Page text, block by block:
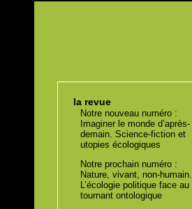
la revue
Notre nouveau numéro :
Imaginer le monde d’après-
demain. Science-fiction et
utopies écologiques
Notre prochain numéro :
Nature, vivant, non-humain.
L’écologie politique face au
tournant ontologique